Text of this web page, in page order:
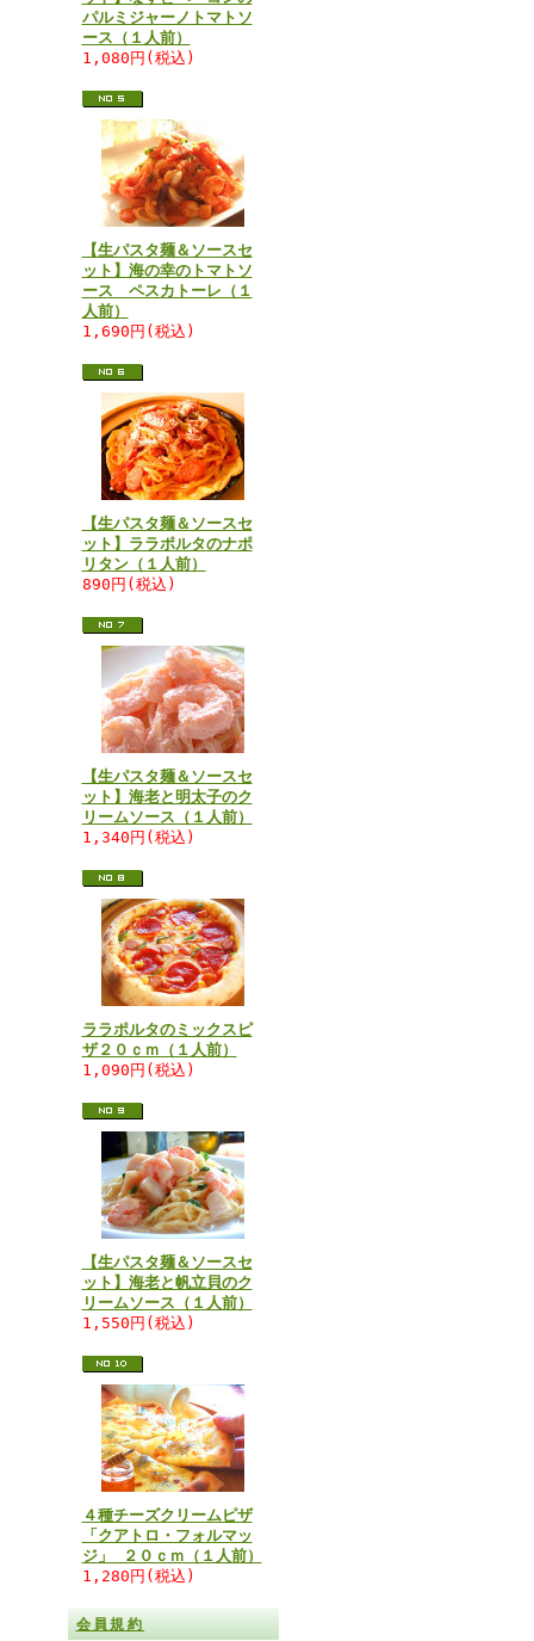
パルミジャーノトマトソ
ース（１人前）
1,080円(税込)
【生パスタ麺＆ソースセ
ット】海の幸のトマトソ
ース ペスカトーレ（１
人前）
1,690円(税込)
【生パスタ麺＆ソースセ
ット】ララポルタのナポ
リタン（１人前）
890円(税込)
【生パスタ麺＆ソースセ
ット】海老と明太子のク
リームソース（１人前）
1,340円(税込)
ララポルタのミックスピ
ザ２０ｃｍ（１人前）
1,090円(税込)
【生パスタ麺＆ソースセ
ット】海老と帆立貝のク
リームソース（１人前）
1,550円(税込)
４種チーズクリームピザ
「クアトロ・フォルマッ
ジ」 ２０ｃｍ（１人前）
1,280円(税込)
会員規約